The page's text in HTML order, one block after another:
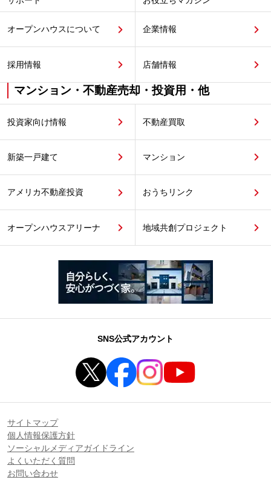
オープンハウスについて 企業情報
採用情報 店舗情報
マンション・不動産売却・投資用・他
投資家向け情報 不動産買取
新築一戸建て マンション
アメリカ不動産投資 おうちリンク
オープンハウスアリーナ 地域共創プロジェクト
SNS公式アカウント
サイトマップ
個人情報保護方針
ソーシャルメディアガイドライン
よくいただく質問
お問い合わせ